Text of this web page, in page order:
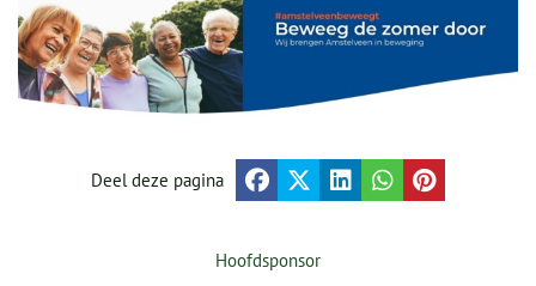
Deel deze pagina
Hoofdsponsor